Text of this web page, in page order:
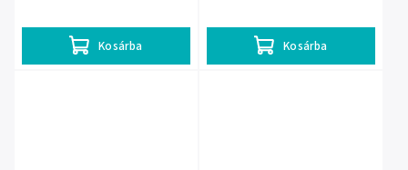
Kosárba Kosárba